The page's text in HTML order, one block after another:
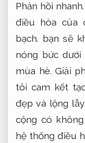
Phản hồi nhanh.
điều hòa của
bạch. bạn sẽ
nóng bức dưới
mùa hè.Giải
tôi cam kết
đẹp và lộng lẫy,
cộng có
hệ thống điều